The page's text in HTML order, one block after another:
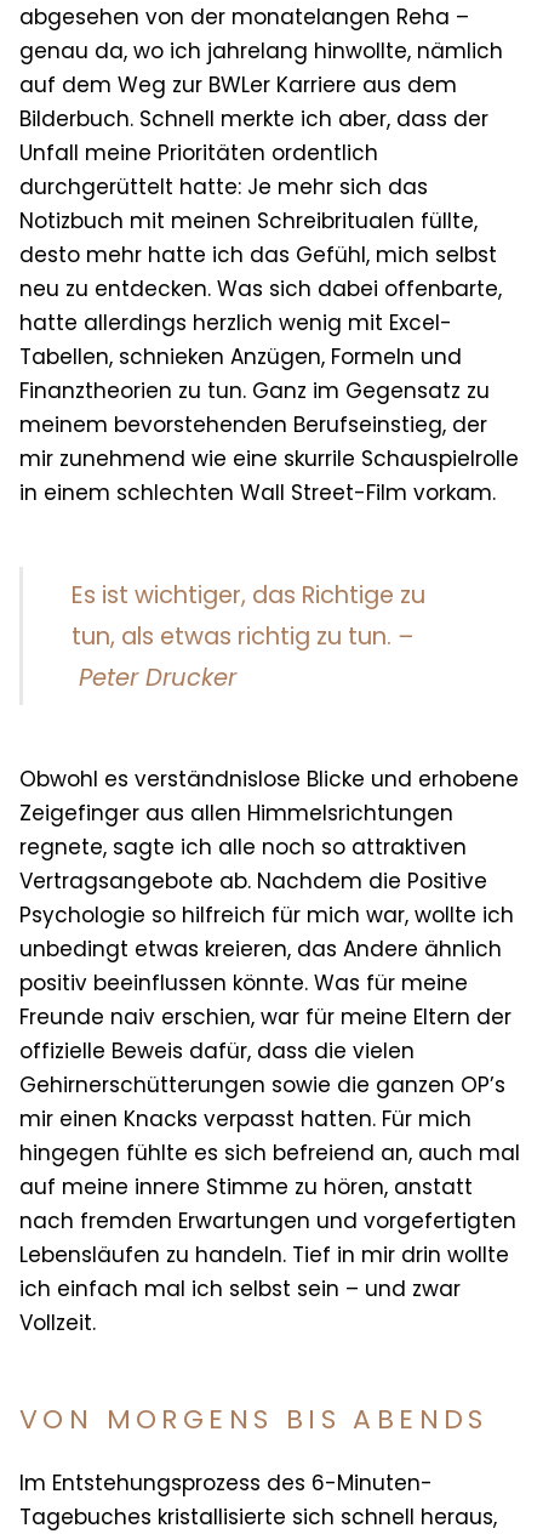
abgesehen von der monatelangen Reha –
genau da, wo ich jahrelang hinwollte, nämlich
auf dem Weg zur BWLer Karriere aus dem
Bilderbuch. Schnell merkte ich aber, dass der
Unfall meine Prioritäten ordentlich
durchgerüttelt hatte: Je mehr sich das
Notizbuch mit meinen Schreibritualen füllte,
desto mehr hatte ich das Gefühl, mich selbst
neu zu entdecken. Was sich dabei offenbarte,
hatte allerdings herzlich wenig mit Excel-
Tabellen, schnieken Anzügen, Formeln und
Finanztheorien zu tun. Ganz im Gegensatz zu
meinem bevorstehenden Berufseinstieg, der
mir zunehmend wie eine skurrile Schauspielrolle
in einem schlechten Wall Street-Film vorkam.
Es ist wichtiger, das Richtige zu
tun, als etwas richtig zu tun. –
Peter Drucker
Obwohl es verständnislose Blicke und erhobene
Zeigefinger aus allen Himmelsrichtungen
regnete, sagte ich alle noch so attraktiven
Vertragsangebote ab. Nachdem die Positive
Psychologie so hilfreich für mich war, wollte ich
unbedingt etwas kreieren, das Andere ähnlich
positiv beeinflussen könnte. Was für meine
Freunde naiv erschien, war für meine Eltern der
offizielle Beweis dafür, dass die vielen
Gehirnerschütterungen sowie die ganzen OP’s
mir einen Knacks verpasst hatten. Für mich
hingegen fühlte es sich befreiend an, auch mal
auf meine innere Stimme zu hören, anstatt
nach fremden Erwartungen und vorgefertigten
Lebensläufen zu handeln. Tief in mir drin wollte
ich einfach mal ich selbst sein – und zwar
Vollzeit.
VON MORGENS BIS ABENDS
Im Entstehungsprozess des 6-Minuten-
Tagebuches kristallisierte sich schnell heraus,